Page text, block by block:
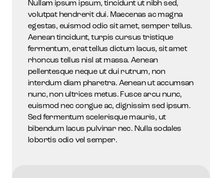
Nullam ipsum ipsum, tincidunt ut nibh sed,
volutpat hendrerit dui. Maecenas ac magna
egestas, euismod odio sit amet, semper tellus.
Aenean tincidunt, turpis cursus tristique
fermentum, erat tellus dictum lacus, sit amet
rhoncus tellus nisl at massa. Aenean
pellentesque neque ut dui rutrum, non
interdum diam pharetra. Aenean ut accumsan
nunc, non ultrices metus. Fusce arcu nunc,
euismod nec congue ac, dignissim sed ipsum.
Sed fermentum scelerisque mauris, ut
bibendum lacus pulvinar nec. Nulla sodales
lobortis odio vel semper.